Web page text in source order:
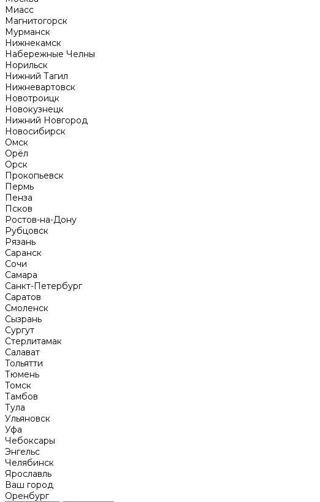
Миасс
Магнитогорск
Мурманск
Нижнекамск
Набережные Челны
Норильск
Нижний Тагил
Нижневартовск
Новотроицк
Новокузнецк
Нижний Новгород
Новосибирск
Омск
Орёл
Орск
Прокопьевск
Пермь
Пенза
Псков
Ростов-на-Дону
Рубцовск
Рязань
Саранск
Сочи
Самара
Санкт-Петербург
Саратов
Смоленск
Сызрань
Сургут
Стерлитамак
Салават
Тольятти
Тюмень
Томск
Тамбов
Тула
Ульяновск
Уфа
Чебоксары
Энгельс
Челябинск
Ярославль
Ваш город
Оренбург